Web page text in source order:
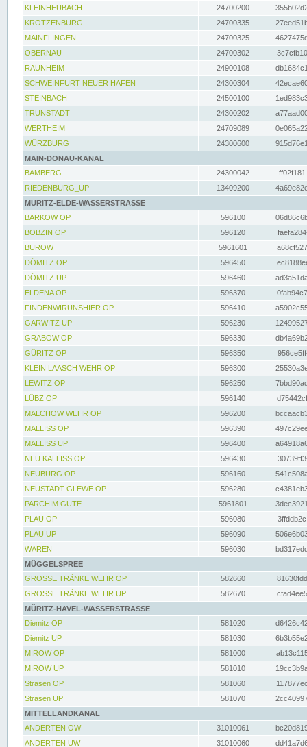
KLEINHEUBACH 24700200
KROTZENBURG
24700335
MAINFLINGEN
24700325
OBERNAU
24700302
RAUNHEIM
24900108
SCHWEINFURT NEUER HAFEN
24300304
STEINBACH
24500100
TRUNSTADT
24300202
WERTHEIM
24709089
WÜRZBURG
24300600
MAIN-DONAU-KANAL
BAMBERG
24300042
RIEDENBURG_UP
13409200
MÜRITZ-ELDE-WASSERSTRASSE
BARKOW OP
596100
BOBZIN OP
596120
BUROW
5961601
DÖMITZ OP
596450
DÖMITZ UP
596460
ELDENA OP
596370
FINDENWIRUNSHIER OP
596410
GARWITZ UP
596230
GRABOW OP
596330
GÜRITZ OP
596350
KLEIN LAASCH WEHR OP
596300
LEWITZ OP
596250
LÜBZ OP
596140
MALCHOW WEHR OP
596200
MALLISS OP
596390
MALLISS UP
596400
NEU KALLISS OP
596430
NEUBURG OP
596160
NEUSTADT GLEWE OP
596280
PARCHIM GÜTE
5961801
PLAU OP
596080
PLAU UP
596090
WAREN
596030
MÜGGELSPREE
GROSSE TRÄNKE WEHR OP
582660
GROSSE TRÄNKE WEHR UP
582670
MÜRITZ-HAVEL-WASSERSTRASSE
Diemitz OP
581020
Diemitz UP
581030
MIROW OP
581000
MIROW UP
581010
Strasen OP
581060
Strasen UP
581070
MITTELLANDKANAL
ANDERTEN OW
31010061
ANDERTEN UW
31010060